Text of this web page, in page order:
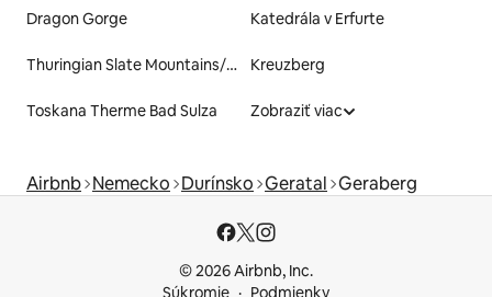
Dragon Gorge Katedrála v Erfurte
Thuringian Slate Mountains/Upper Saale Nature Park Kreuzberg
Toskana Therme Bad Sulza Zobraziť viac
Airbnb Nemecko Durínsko Geratal Geraberg
© 2026 Airbnb, Inc.
Súkromie
Podmienky